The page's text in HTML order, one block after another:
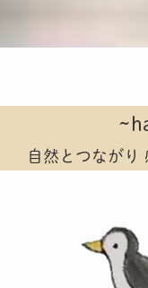
自然とつながり